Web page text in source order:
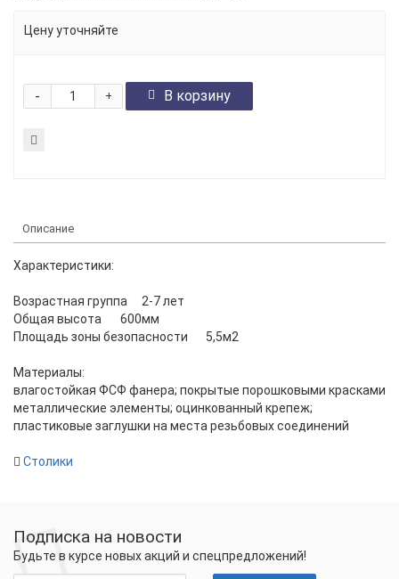
Цену уточняйте
+
- В корзину
Описание
Характеристики:
Возрастная группа
2-7 лет
Общая высота
600мм
Площадь зоны безопасности
5,5м2
Материалы:
влагостойкая ФСФ фанера; покрытые порошковыми красками
металлические элементы; оцинкованный крепеж;
пластиковые заглушки на места резьбовых соединений
Столики
Подписка на новости
Будьте в курсе новых акций и спецпредложений!